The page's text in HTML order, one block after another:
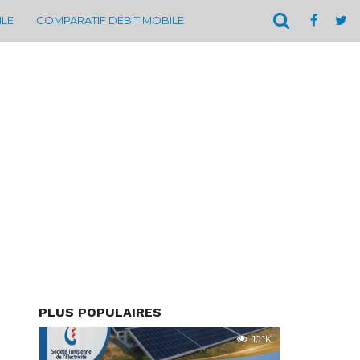
COMPARATIF DÉBIT MOBILE
PLUS POPULAIRES
10.1K